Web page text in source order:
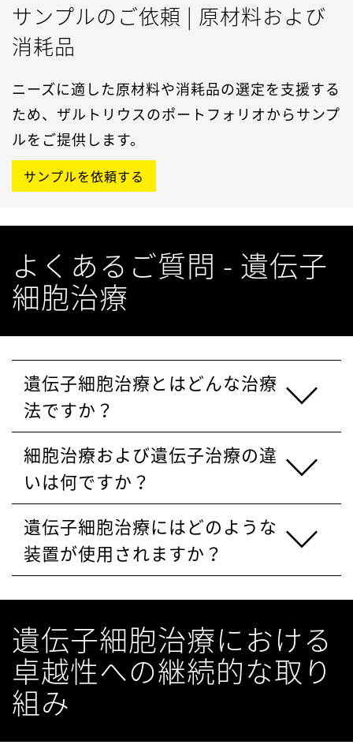
サンプルのご依頼 | 原材料および
消耗品
ニーズに適した原材料や消耗品の選定を支援する
ため、ザルトリウスのポートフォリオからサンプ
ルをご提供します。
サンプルを依頼する
よくあるご質問 - 遺伝子
細胞治療
遺伝子細胞治療とはどんな治療
法ですか？
細胞治療および遺伝子治療の違
いは何ですか？
遺伝子細胞治療にはどのような
装置が使用されますか？
遺伝子細胞治療における
卓越性への継続的な取り
組み